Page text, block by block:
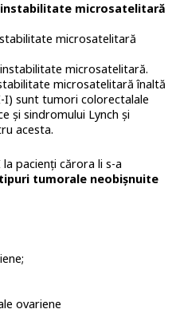
microsatelitară
microsatelitară
microsatelitară.
microsatelitară înaltă
sunt tumori colorectalale
și sindromului Lynch și
acesta.
pacienți cărora li s-a
tipuri tumorale neobișnuite
ovariene